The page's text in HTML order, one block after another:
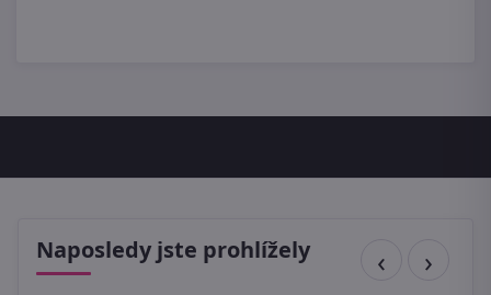
Naposledy jste prohlížely